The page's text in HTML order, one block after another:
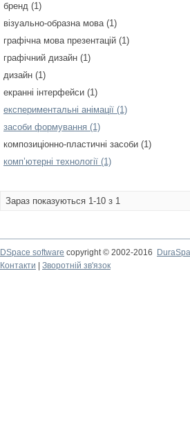
бренд (1)
візуально-образна мова (1)
графічна мова презентацій (1)
графічний дизайн (1)
дизайн (1)
екранні інтерфейси (1)
експериментальні анімації (1)
засоби формування (1)
композиціонно-пластичні засоби (1)
комп’ютерні технології (1)
Зараз показуються 1-10 з 1
DSpace software copyright © 2002-2016
Контакти
Зворотній зв'язок